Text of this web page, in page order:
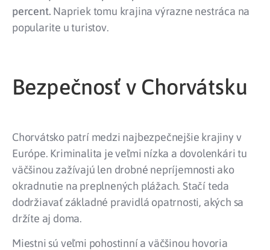
percent. Napriek tomu krajina výrazne nestráca na
popularite u turistov.
Bezpečnosť v Chorvátsku
Chorvátsko patrí medzi najbezpečnejšie krajiny v
Európe. Kriminalita je veľmi nízka a dovolenkári tu
väčšinou zažívajú len drobné nepríjemnosti ako
okradnutie na preplnených plážach. Stačí teda
dodržiavať základné pravidlá opatrnosti, akých sa
držíte aj doma.
Miestni sú veľmi pohostinní a väčšinou hovoria